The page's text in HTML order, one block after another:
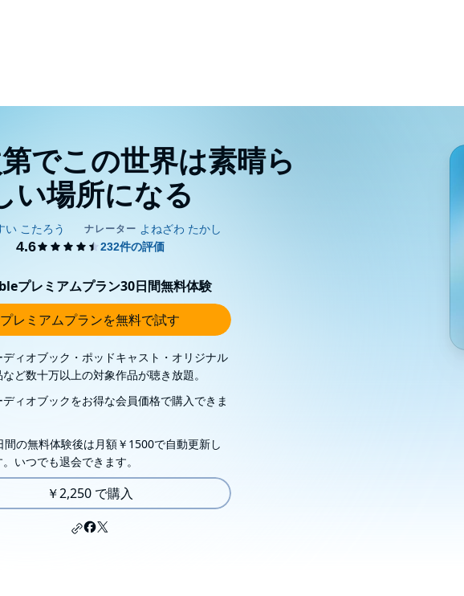
でこの世界は素晴ら
い場所になる
プレミアムプラン30日間無料体験
プレミアムプランを無料で試す
ディオブック・ポッドキャスト・オリジナル
ど数十万以上の対象作品が聴き放題。
ディオブックをお得な会員価格で購入できま
間の無料体験後は月額￥1500で自動更新し
。いつでも退会できます。
￥2,250 で購入